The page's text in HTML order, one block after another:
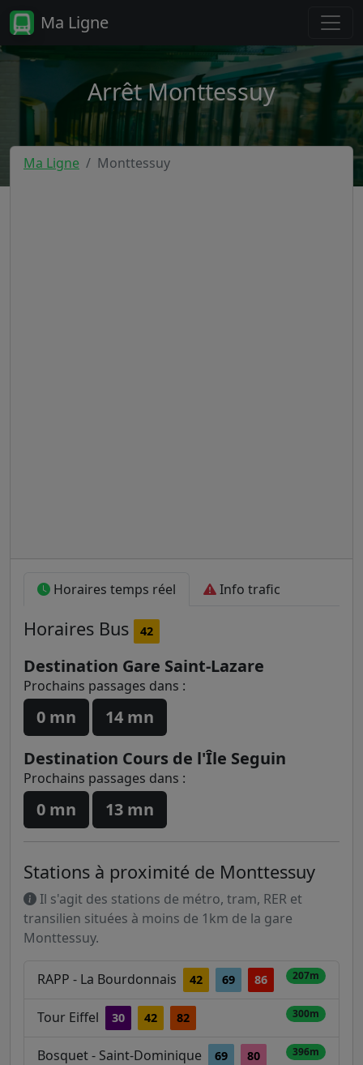
Ma Ligne
Arrêt Monttessuy
Ma Ligne Monttessuy
Horaires temps réel Info trafic
Horaires Bus 42
Destination Gare Saint-Lazare
Prochains passages dans :
0 mn
14 mn
Destination Cours de l'Île Seguin
Prochains passages dans :
0 mn 13 mn
Stations à proximité de Monttessuy
Il s'agit des stations de métro, tram, RER et
transilien situées à moins de 1km de la gare
Monttessuy.
RAPP - La Bourdonnais 42 69 86 207m
Tour Eiffel 30 42 82 300m
Bosquet - Saint-Dominique 69
80
396m